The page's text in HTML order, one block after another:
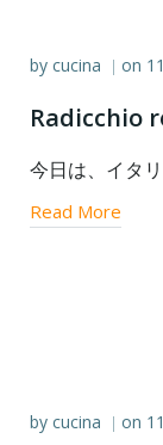
by cucina | on
Radicchio
今日は、イタ
Read More
by cucina | on